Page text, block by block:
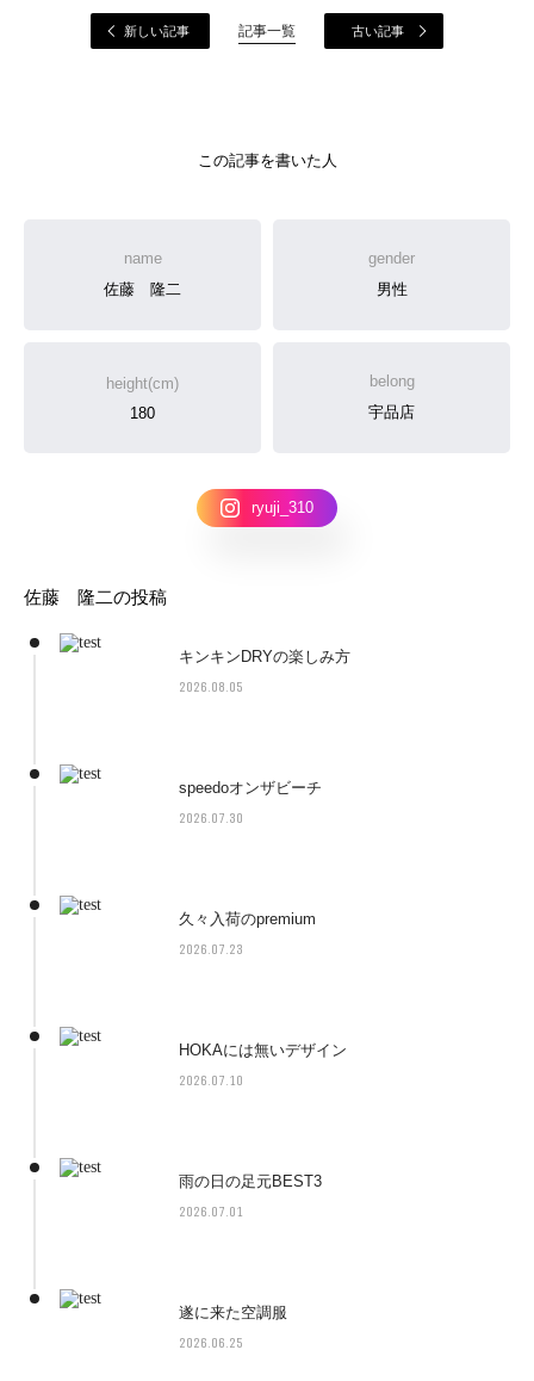
新しい記事 記事一覧 古い記事
この記事を書いた人
name
佐藤 隆二
gender
男性
height(cm)
180
belong
宇品店
ryuji_310
佐藤 隆二の投稿
キンキンDRYの楽しみ方
2026.08.05
speedoオンザビーチ
2026.07.30
久々入荷のpremium
2026.07.23
HOKAには無いデザイン
2026.07.10
雨の日の足元BEST3
2026.07.01
遂に来た空調服
2026.06.25